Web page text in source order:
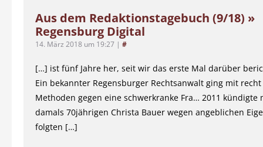
Aus dem Redaktionstagebuch (9/18) »
Regensburg Digital
14. März 2018 um 19:27 | #
[…] ist fünf Jahre her, seit wir das erste Mal darüber
Ein bekannter Regensburger Rechtsanwalt ging mit
Methoden gegen eine schwerkranke Fra… 2011 kündigte
damals 70jährigen Christa Bauer wegen angeblichen
folgten […]